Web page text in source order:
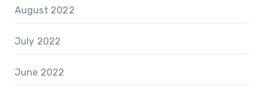
August 2022
July 2022
June 2022